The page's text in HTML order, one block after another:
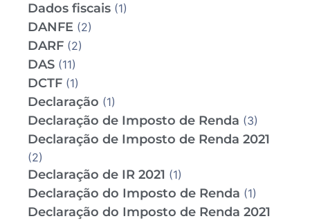
Dados fiscais (1)
DANFE (2)
DARF (2)
DAS (11)
DCTF (1)
Declaração (1)
Declaração de Imposto de Renda (3)
Declaração de Imposto de Renda 2021
(2)
Declaração de IR 2021 (1)
Declaração do Imposto de Renda (1)
Declaração do Imposto de Renda 2021